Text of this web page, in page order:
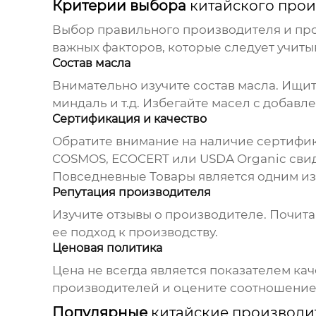
Критерии выбора китайского
Выбор правильного производителя и
важных факторов, которые следует
Состав масла
Внимательно изучите состав масла.
миндаль и т.д. Избегайте масел с
Сертификация и качество
Обратите внимание на наличие
COSMOS, ECOCERT или USDA Organic
Повседневные Товары является одним
Репутация производителя
Изучите отзывы о производителе.
ее подход к производству.
Ценовая политика
Цена не всегда является показателем
производителей и оцените